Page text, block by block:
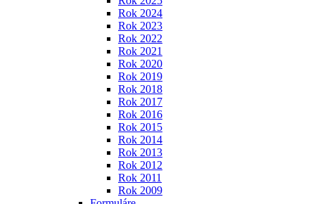
Rok 2024
Rok 2023
Rok 2022
Rok 2021
Rok 2020
Rok 2019
Rok 2018
Rok 2017
Rok 2016
Rok 2015
Rok 2014
Rok 2013
Rok 2012
Rok 2011
Rok 2009